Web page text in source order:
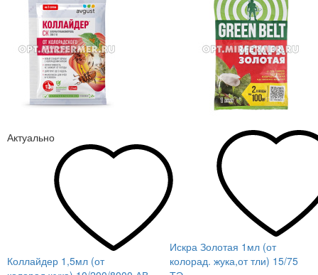
Актуально
Коллайдер 1,5мл (от
Искра Золотая 1мл (от
колорад. жука,от тли) 15/75